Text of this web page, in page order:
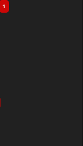
1